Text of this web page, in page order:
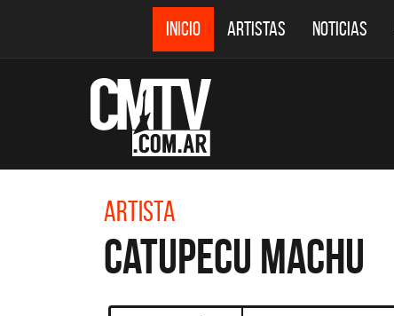
INICIO ARTISTAS NOTICIAS
Artista
Catupecu Machu